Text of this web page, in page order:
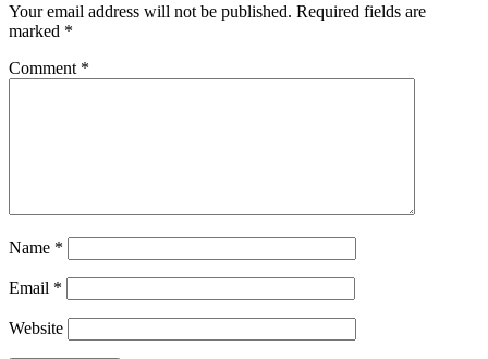
Your email address will not be published. Required fields are
marked *
Comment *
Name *
Email *
Website